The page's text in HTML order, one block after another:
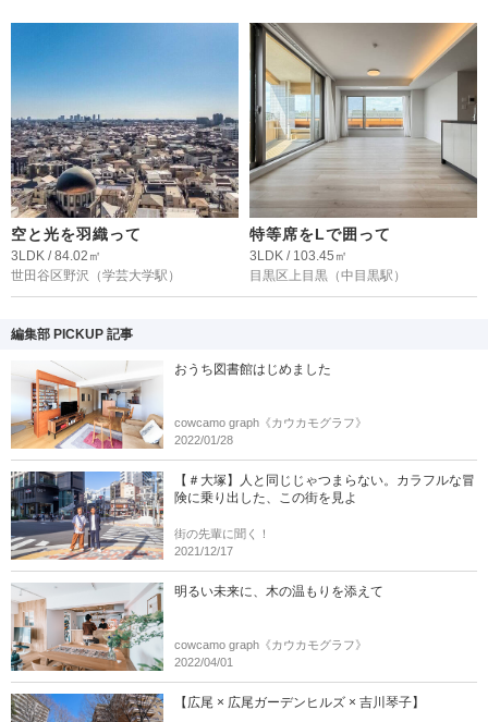
空と光を羽織って
3LDK / 84.02㎡
世田谷区野沢 （学芸大学駅）
特等席をLで囲って
3LDK / 103.45㎡
目黒区上目黒 （中目黒駅）
編集部 PICKUP 記事
おうち図書館はじめました
cowcamo graph《カウカモグラフ》
2022/01/28
【＃大塚】人と同じじゃつまらない。カラフルな冒
険に乗り出した、この街を見よ
街の先輩に聞く！
2021/12/17
明るい未来に、木の温もりを添えて
cowcamo graph《カウカモグラフ》
2022/04/01
【広尾 × 広尾ガーデンヒルズ × 吉川琴子】